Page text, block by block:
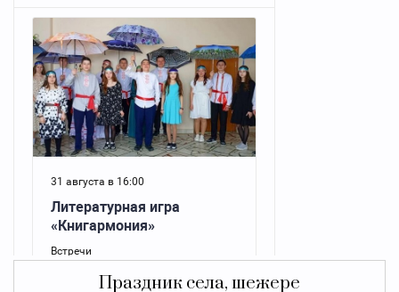
Праздник села, шежере